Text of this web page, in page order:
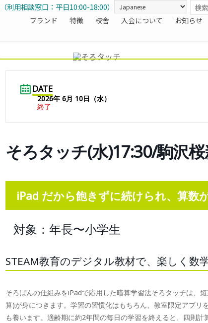
ブランド 特徴 校舎 入会について お知らせ
（利用相談窓口：平日10:00-18:00）
DATE
2026年 6月 10日（水）
終了
そろタッチ(水)17:30/駒沢
iPad だから飽きずに続けられ、算数
対象：年長〜小学生
STEAM教育のデジタル教材で、楽しく数
そろばんの仕組みをiPadで応用した暗算学習法そろタッチは、
算)が身につきます。学習の習慣化はもちろん、教室限定アプリ
も養います。適齢期に約2年間の毎日の学習を終えると、四則計